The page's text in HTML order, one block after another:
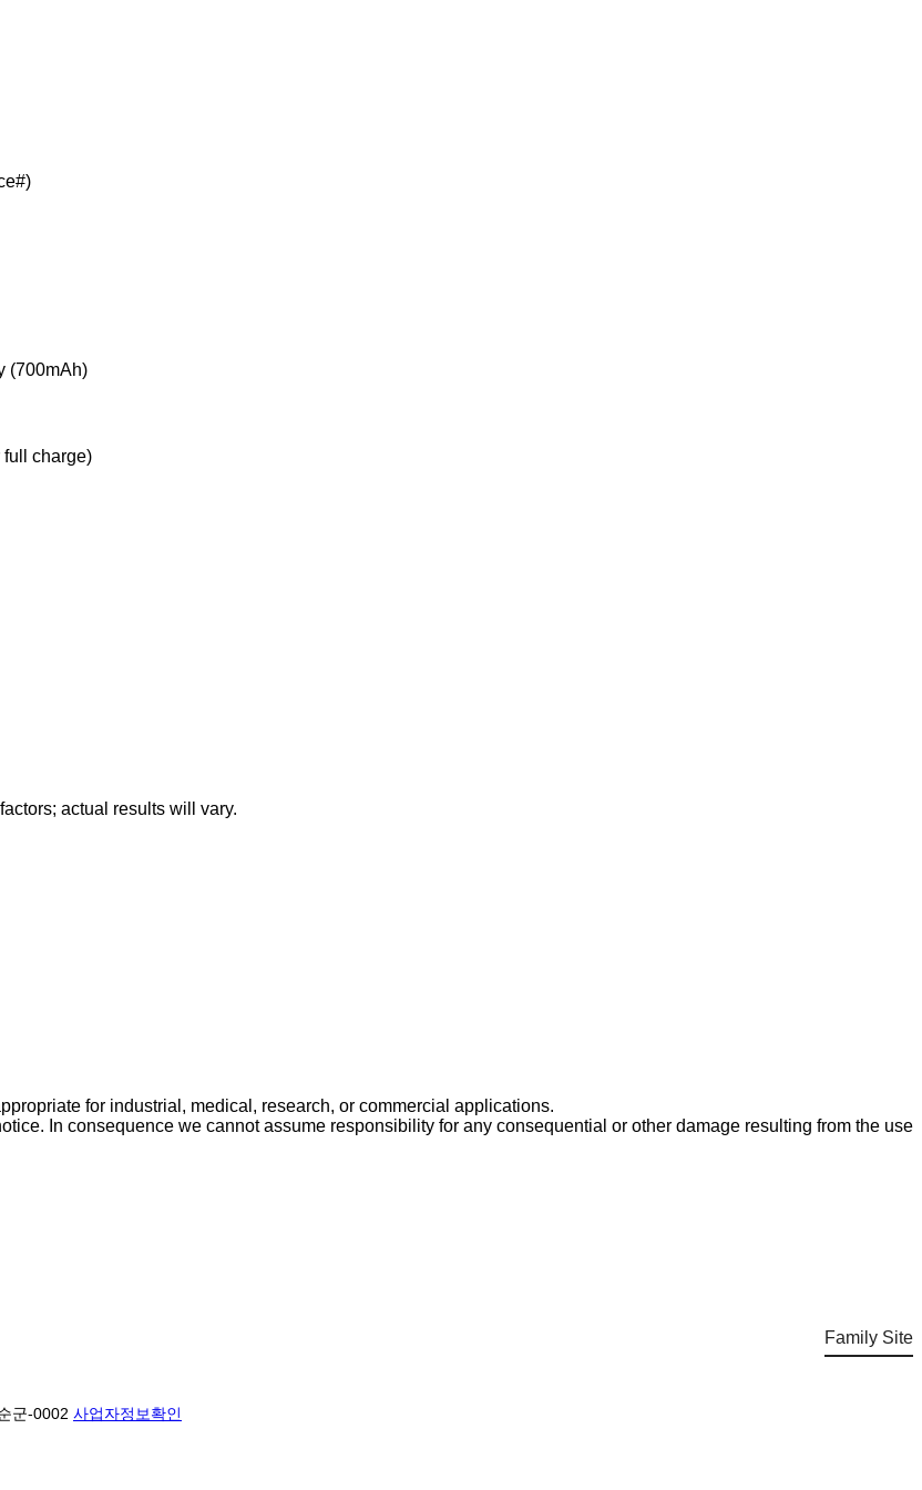
(700mAh)
full charge)
actual results will vary.
for industrial, medical, research, or commercial applications.
In consequence we cannot assume responsibility for any consequential or other damage resulting from the use
군-0002 사업자정보확인
Family Site